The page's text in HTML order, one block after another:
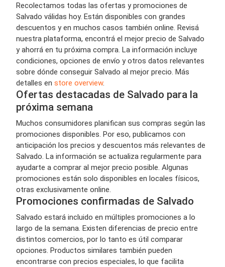
Recolectamos todas las ofertas y promociones de
Salvado válidas hoy. Están disponibles con grandes
descuentos y en muchos casos también online. Revisá
nuestra plataforma, encontrá el mejor precio de Salvado
y ahorrá en tu próxima compra. La información incluye
condiciones, opciones de envío y otros datos relevantes
sobre dónde conseguir Salvado al mejor precio. Más
detalles en store overview.
Ofertas destacadas de Salvado para la
próxima semana
Muchos consumidores planifican sus compras según las
promociones disponibles. Por eso, publicamos con
anticipación los precios y descuentos más relevantes de
Salvado. La información se actualiza regularmente para
ayudarte a comprar al mejor precio posible. Algunas
promociones están solo disponibles en locales físicos,
otras exclusivamente online.
Promociones confirmadas de Salvado
Salvado estará incluido en múltiples promociones a lo
largo de la semana. Existen diferencias de precio entre
distintos comercios, por lo tanto es útil comparar
opciones. Productos similares también pueden
encontrarse con precios especiales, lo que facilita